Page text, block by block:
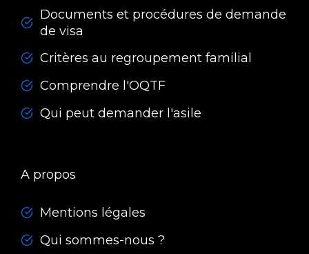
Documents et procédures de demande
de visa
Critères au regroupement familial
Comprendre l'OQTF
Qui peut demander l'asile
A propos
Mentions légales
Qui sommes-nous ?